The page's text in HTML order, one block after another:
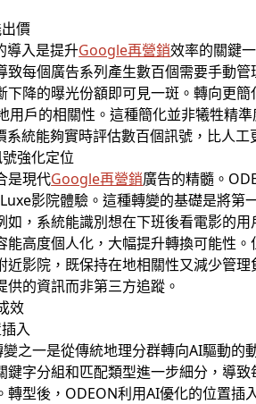
價
導入是提升Google再營銷效率的關鍵
致每個廣告系列產生數百個需要手動
下降的曝光份額即可見一斑。轉向更
用戶的相關性。這種簡化並非犧牲精
統能夠實時評估數百個訊號，比人
強化定位
是現代Google再營銷廣告的精髓。
影院體驗。這種轉變的基礎是將
，系統能識別想在下班後看電影的
能高度個人化，大幅提升轉換可能性
近影院，既保持在地相關性又減少管
的資訊而非第三方追蹤。
效
入
之一是從傳統地理分群轉向AI驅動
鍵字分組和匹配類型進一步細分，導
轉型後，ODEON利用AI優化的位置